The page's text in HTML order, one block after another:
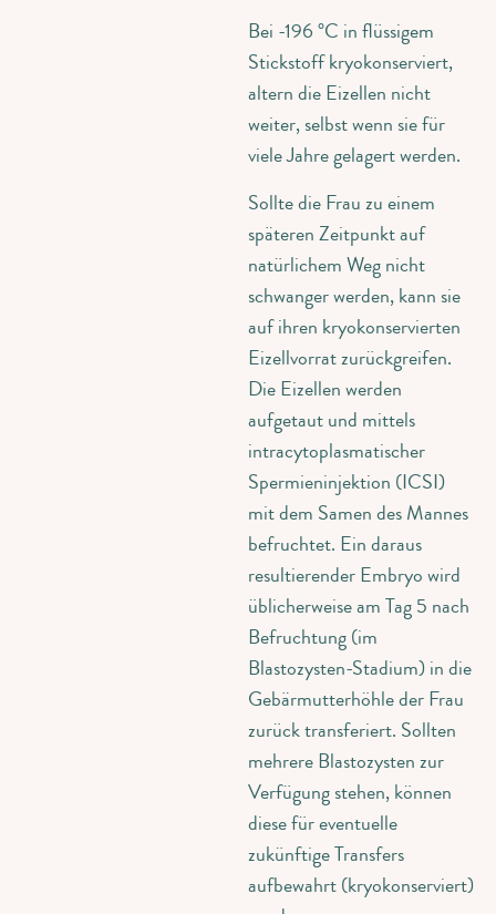
Bei -196 °C in flüssigem
Stickstoff kryokonserviert,
altern die Eizellen nicht
weiter, selbst wenn sie für
viele Jahre gelagert werden.
Sollte die Frau zu einem
späteren Zeitpunkt auf
natürlichem Weg nicht
schwanger werden, kann sie
auf ihren kryokonservierten
Eizellvorrat zurückgreifen.
Die Eizellen werden
aufgetaut und mittels
intracytoplasmatischer
Spermieninjektion (ICSI)
mit dem Samen des Mannes
befruchtet. Ein daraus
resultierender Embryo wird
üblicherweise am Tag 5 nach
Befruchtung (im
Blastozysten-Stadium) in die
Gebärmutterhöhle der Frau
zurück transferiert. Sollten
mehrere Blastozysten zur
Verfügung stehen, können
diese für eventuelle
zukünftige Transfers
aufbewahrt (kryokonserviert)